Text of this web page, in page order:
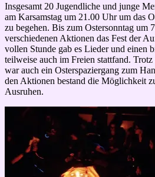
Insgesamt 20 Jugendliche und junge
am Karsamstag um 21.00 Uhr um das
zu begehen. Bis zum Ostersonntag um
verschiedenen Aktionen das Fest der
vollen Stunde gab es Lieder und einen
teilweise auch im Freien stattfand.
war auch ein Osterspaziergang zum
den Aktionen bestand die Möglichkeit
Ausruhen.